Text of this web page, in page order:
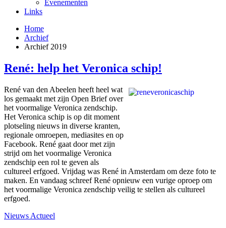
Evenementen
Links
Home
Archief
Archief 2019
René: help het Veronica schip!
René van den Abeelen heeft heel wat
los gemaakt met zijn Open Brief over
het voormalige Veronica zendschip.
Het Veronica schip is op dit moment
plotseling nieuws in diverse kranten,
regionale omroepen, mediasites en op
Facebook. René gaat door met zijn
strijd om het voormalige Veronica
zendschip een rol te geven als
cultureel erfgoed. Vrijdag was René in Amsterdam om deze foto te
maken. En vandaag schreef René opnieuw een vurige oproep om
het voormalige Veronica zendschip veilig te stellen als cultureel
erfgoed.
Nieuws Actueel